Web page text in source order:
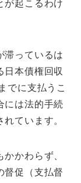
が起こるわけ
滞っているは
日本債権回収
でに支払うこ
には法的手続
ています。
かわらず、
督促（支払督